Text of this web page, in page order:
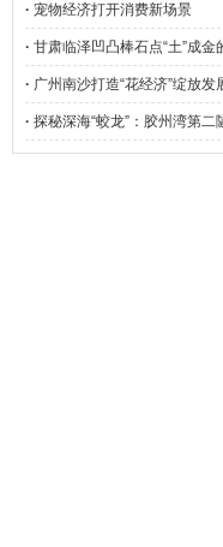
· 宠物经济打开消费新场景
· 甘肃临泽凹凸棒石点“土”成金
· 广州南沙打造“花经济”绽放发
· 探秘深海“蛟龙”：胶州湾第二